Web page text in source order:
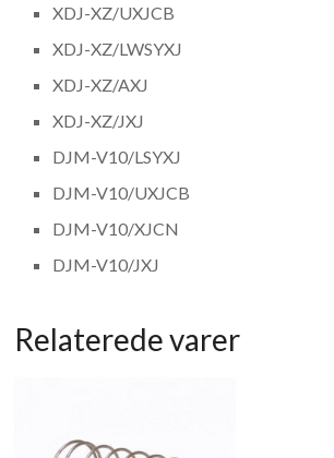
XDJ-XZ/UXJCB
XDJ-XZ/LWSYXJ
XDJ-XZ/AXJ
XDJ-XZ/JXJ
DJM-V10/LSYXJ
DJM-V10/UXJCB
DJM-V10/XJCN
DJM-V10/JXJ
Relaterede varer